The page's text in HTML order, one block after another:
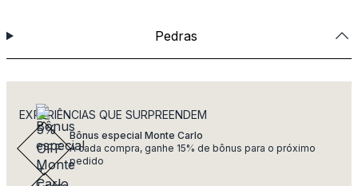
Pedras
EXPERIÊNCIAS QUE SURPREENDEM
Bônus especial Monte Carlo
A cada compra, ganhe 15% de bônus para o próximo
pedido